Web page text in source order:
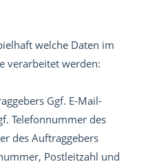
welche Daten im
verarbeitet werden:
Ggf. E-Mail-
Telefonnummer des
des Auftraggebers
Postleitzahl und